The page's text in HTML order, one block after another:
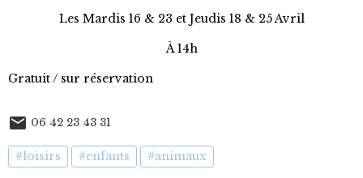
Les Mardis 16 & 23 et Jeudis 18 & 25 Avril
À 14h
Gratuit / sur réservation
06 42 23 43 31
#loisirs #enfants #animaux